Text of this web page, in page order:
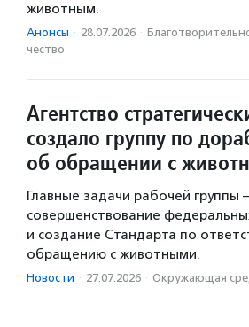
животным.
Анонсы · 28.07.2026 ·
чест­во
Агентство
создало группу по
об обращении с
Главные задачи рабочей группы
совершенствование
и создание Стандарта по
обращению с животными.
Новости · 27.07.2026 · Окружающая